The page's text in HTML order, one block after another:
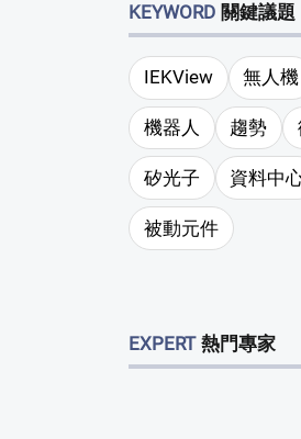
KEYWORD 關鍵議題
IEKView 無人機
機器人 趨勢
矽光子 資料中
被動元件
EXPERT 熱門專家